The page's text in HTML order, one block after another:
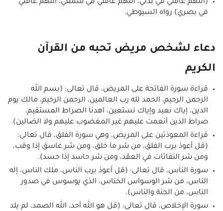
(اللهم عافني في بدني، اللهم عافني في سمعي، اللهم عافني
في بصري) رواه السيوطي.
دعاء لشخص مريض تحبه من القرآن
الكريم
قراءة سورة الفاتحة على المريض، قال تعالى: (بسم الله
الرحمن الرحيم، الحمد لله رب العالمين، الرحمن الرحيم، مالك يوم
الدين، إياك نعبد وإياك نستعين، اهدنا الصراط المستقيم،
صراط الذين أنعمت عليهم غير المغضوب عليهم ولا الضالين).
قراءة المعوذتين على المريض، وهي سورة الفلق، قال تعالى:
(قل أعوذ برب الفلق، من شر ما خلق، ومن شر غاسق إذا وقب،
ومن شر النفاثات في العقد، ومن شر حاسد إذا حسد).
سورة الناس، قال تعالى: (قل أعوذ برب الناس، ملك الناس، إله
الناس، من شر الوسواس الخناس، الذي يوسوس في صدور
الناس، من الجنة والناس).
سورة الإخلاص، قال تعالى: (قل هو الله أحد، الله الصمد، لم يلد